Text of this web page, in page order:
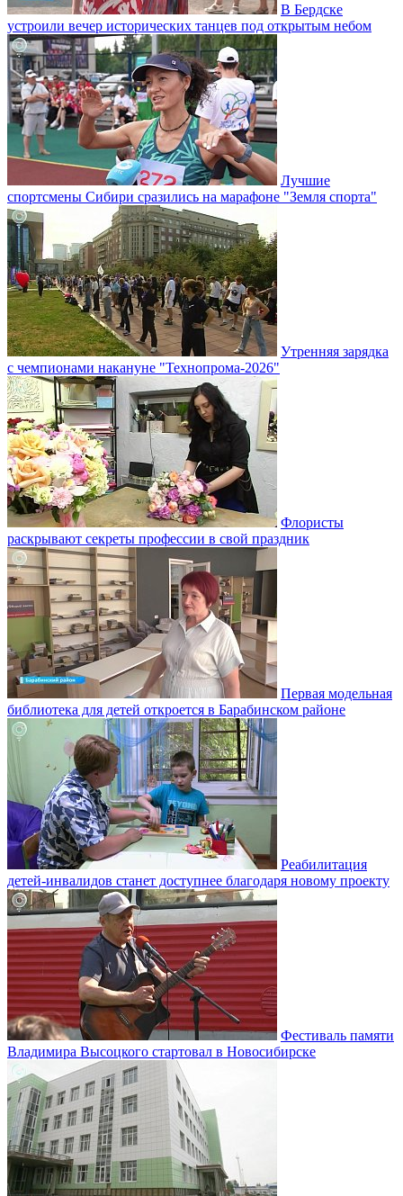
В Бердске
устроили вечер исторических танцев под открытым небом
Лучшие
спортсмены Сибири сразились на марафоне "Земля спорта"
Утренняя зарядка
с чемпионами накануне "Технопрома-2026"
Флористы
раскрывают секреты профессии в свой праздник
Первая модельная
библиотека для детей откроется в Барабинском районе
Реабилитация
детей-инвалидов станет доступнее благодаря новому проекту
Фестиваль памяти
Владимира Высоцкого стартовал в Новосибирске